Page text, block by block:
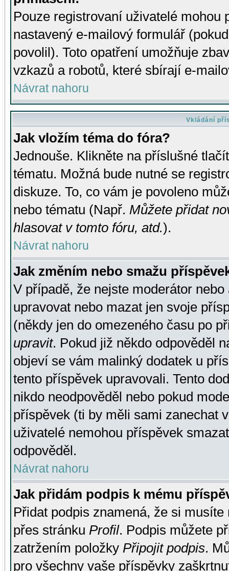
Pouze registrovaní uživatelé mohou
nastavený e-mailový formulář
povolil). Toto opatření umožňuje
vzkazů a robotů, které sbírají e-
Návrat nahoru
Vkládání
Jak vložím téma do fóra?
Jednouše. Klikněte na příslušné
tématu. Možná bude nutné se
diskuze. To, co vám je povoleno
nebo tématu (Např. Můžete přidat
hlasovat v tomto fóru, atd.).
Návrat nahoru
Jak změním nebo smažu
V případě, že nejste moderátor
upravovat nebo mazat jen svoje
(někdy jen do omezeného času po
upravit. Pokud již někdo odpověděl
objeví se vám malinký dodatek u
tento příspěvek upravovali. Tento
nikdo neodpověděl nebo pokud
příspěvek (ti by měli sami zanechat
uživatelé nemohou příspěvek
odpověděl.
Návrat nahoru
Jak přidám podpis k mému
Přidat podpis znamená, že si
přes stránku Profil. Podpis můžete
zatržením položky Připojit podpis.
pro všechny vaše příspěvky